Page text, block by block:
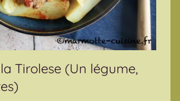
Tirolese (Un légume,